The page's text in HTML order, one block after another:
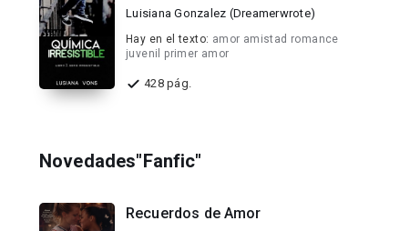
Luisiana Gonzalez (Dreamerwrote)
Hay en el texto: amor amistad romance
juvenil primer amor
428 pág.
Novedades"Fanfic"
Recuerdos de Amor